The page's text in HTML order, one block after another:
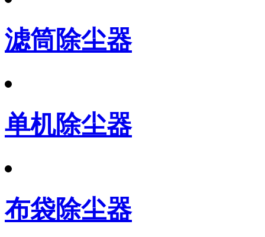
滤筒除尘器
单机除尘器
布袋除尘器